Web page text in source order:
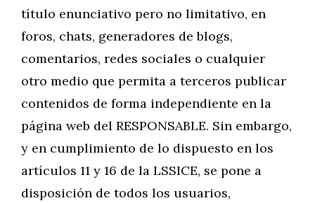
título enunciativo pero no limitativo, en
foros, chats, generadores de blogs,
comentarios, redes sociales o cualquier
otro medio que permita a terceros publicar
contenidos de forma independiente en la
página web del RESPONSABLE. Sin embargo,
y en cumplimiento de lo dispuesto en los
artículos 11 y 16 de la LSSICE, se pone a
disposición de todos los usuarios,